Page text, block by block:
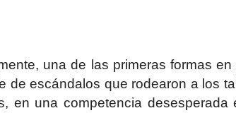
una de las primeras formas
de escándalos que rodearon a los
en una competencia